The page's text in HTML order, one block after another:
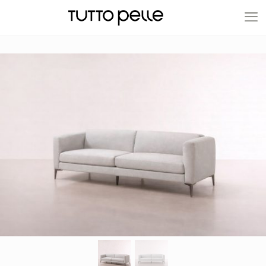
20% EN PRODUCTOS A FABRICACIÓN